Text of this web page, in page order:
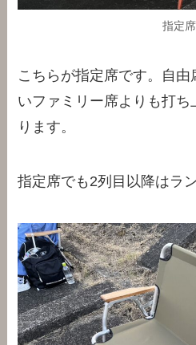
指定席
こちらが指定席です。自
いファミリー席よりも打ち
ります。
指定席でも2列目以降はラ